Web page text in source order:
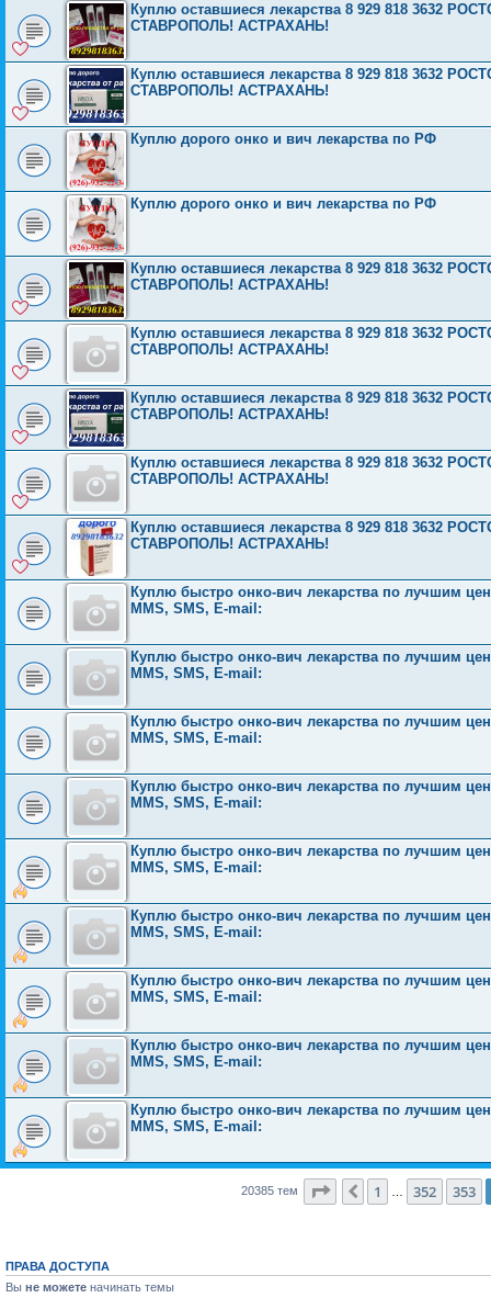
Куплю оставшиеся лекарства 8 929 818 3632
СТАВРОПОЛЬ! АСТРАХАНЬ!
Куплю оставшиеся лекарства 8 929 818 3632
СТАВРОПОЛЬ! АСТРАХАНЬ!
Куплю дорого онко и вич лекарства по РФ
Куплю дорого онко и вич лекарства по РФ
Куплю оставшиеся лекарства 8 929 818 3632
СТАВРОПОЛЬ! АСТРАХАНЬ!
Куплю оставшиеся лекарства 8 929 818 3632
СТАВРОПОЛЬ! АСТРАХАНЬ!
Куплю оставшиеся лекарства 8 929 818 3632
СТАВРОПОЛЬ! АСТРАХАНЬ!
Куплю оставшиеся лекарства 8 929 818 3632
СТАВРОПОЛЬ! АСТРАХАНЬ!
Куплю оставшиеся лекарства 8 929 818 3632
СТАВРОПОЛЬ! АСТРАХАНЬ!
Куплю быстро онко-вич лекарства по лучшим
MMS, SMS, E-mail:
Куплю быстро онко-вич лекарства по лучшим
MMS, SMS, E-mail:
Куплю быстро онко-вич лекарства по лучшим
MMS, SMS, E-mail:
Куплю быстро онко-вич лекарства по лучшим
MMS, SMS, E-mail:
Куплю быстро онко-вич лекарства по лучшим
MMS, SMS, E-mail:
Куплю быстро онко-вич лекарства по лучшим
MMS, SMS, E-mail:
Куплю быстро онко-вич лекарства по лучшим
MMS, SMS, E-mail:
Куплю быстро онко-вич лекарства по лучшим
MMS, SMS, E-mail:
Куплю быстро онко-вич лекарства по лучшим
MMS, SMS, E-mail:
20385 тем Страница 354из 816
Пред.
1 352 353
ПРАВА ДОСТУПА
Вы не можете начинать темы